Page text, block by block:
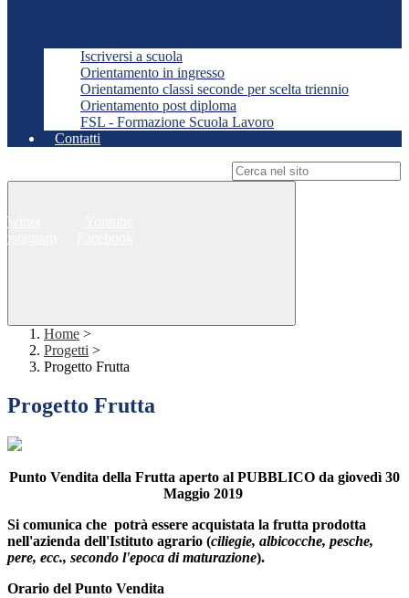
Iscriversi a scuola
Orientamento in ingresso
Orientamento classi seconde per scelta triennio
Orientamento post diploma
FSL - Formazione Scuola Lavoro
Contatti
Twitter
Instagram
Home >
Progetti >
Progetto Frutta
Progetto Frutta
Punto Vendita della Frutta aperto al PUBBLICO da giovedì 30
Maggio 2019
Si comunica che potrà essere acquistata la frutta prodotta
nell'azienda dell'Istituto agrario (ciliegie, albicocche, pesche,
pere, ecc., secondo l'epoca di maturazione).
Orario del Punto Vendita